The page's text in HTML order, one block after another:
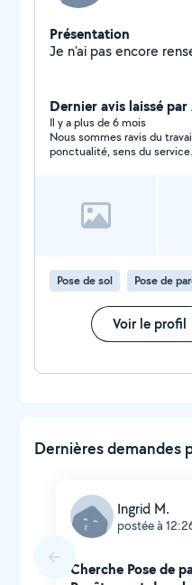
Présentation
Dernier avis laissé
Il y a plus de 6 mois
Nous sommes ravis du
ponctualité, sens du
Pose de sol Pose de
Voir le profil
Dernières demandes
Ingrid M.
postée à
Cherche Pose de